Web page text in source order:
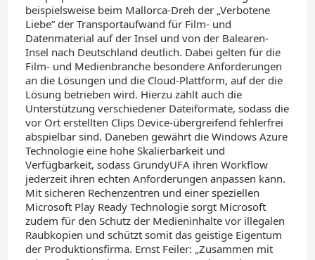
beispielsweise beim Mallorca-Dreh der „Verbotene
Liebe” der Transportaufwand für Film- und
Datenmaterial auf der Insel und von der Balearen-
Insel nach Deutschland deutlich. Dabei gelten für die
Film- und Medienbranche besondere Anforderungen
an die Lösungen und die Cloud-Plattform, auf der die
Lösung betrieben wird. Hierzu zählt auch die
Unterstützung verschiedener Dateiformate, sodass die
vor Ort erstellten Clips Device-übergreifend fehlerfrei
abspielbar sind. Daneben gewährt die Windows Azure
Technologie eine hohe Skalierbarkeit und
Verfügbarkeit, sodass GrundyUFA ihren Workflow
jederzeit ihren echten Anforderungen anpassen kann.
Mit sicheren Rechenzentren und einer speziellen
Microsoft Play Ready Technologie sorgt Microsoft
zudem für den Schutz der Medieninhalte vor illegalen
Raubkopien und schützt somit das geistige Eigentum
der Produktionsfirma. Ernst Feiler: „Zusammen mit